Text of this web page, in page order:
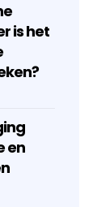
is het
en